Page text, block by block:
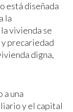
está diseñada
la
vivienda se
precariedad
digna,
a una
y el capital